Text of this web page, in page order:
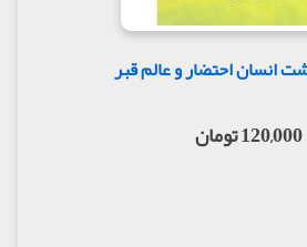
انسان احتضار و عالم قبر
120,000 تومان